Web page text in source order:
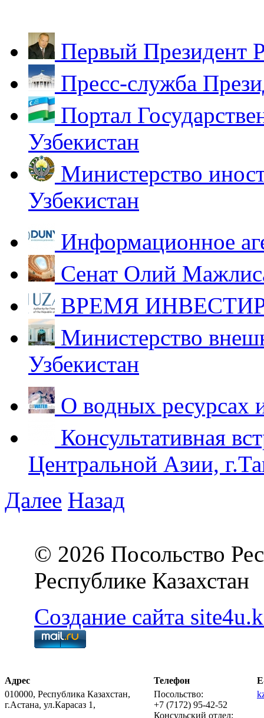
Первый Президент
Пресс-служба
Портал
Узбекистан
Министерство
Узбекистан
Информационное
Сенат Олий
ВРЕМЯ
Министерство
Узбекистан
О водных ресурсах
Консультативная
Центральной Азии,
Далее Назад
© 2026 Посольство
Республике Казахстан
Создание сайта
Адрес
010000, Республика Казахстан,
г.Астана, ул.Карасаз 1,
Телефон
Посольство:
+7 (7172) 95-42-52
Консульский отдел: